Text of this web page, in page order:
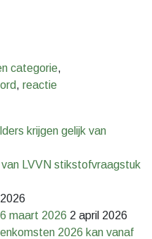
categorie,
, reactie
krijgen gelijk van
LVVN stikstofvraagstuk
maart 2026 2 april 2026
2026 kan vanaf